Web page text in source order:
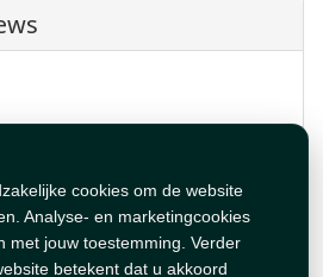
cookies om de website
Analyse- en marketingcookies
met jouw toestemming. Verder
betekent dat u akkoord